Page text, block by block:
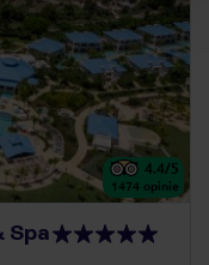
4.4/5
1474 opinie
Spa